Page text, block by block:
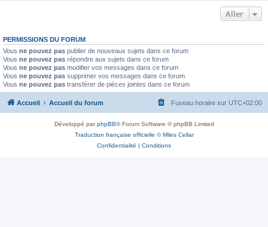
Aller
PERMISSIONS DU FORUM
Vous ne pouvez pas publier de nouveaux sujets dans ce forum
Vous ne pouvez pas répondre aux sujets dans ce forum
Vous ne pouvez pas modifier vos messages dans ce forum
Vous ne pouvez pas supprimer vos messages dans ce forum
Vous ne pouvez pas transférer de pièces jointes dans ce forum
Accueil Accueil du forum Fuseau horaire sur UTC+02:00
Développé parphpBB® Forum Software © phpBB Limited
Traduction française officielle ©Miles Cellar
Confidentialité | Conditions